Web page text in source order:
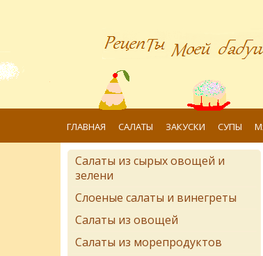
ГЛАВНАЯ САЛАТЫ ЗАКУСКИ СУПЫ
Салаты из сырых овощей и
зелени
Слоеные салаты и винегреты
Салаты из овощей
Салаты из морепродуктов